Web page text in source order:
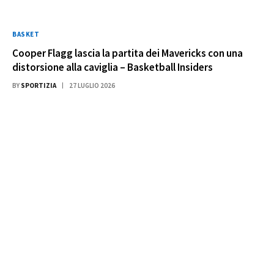
BASKET
Cooper Flagg lascia la partita dei Mavericks con una
distorsione alla caviglia – Basketball Insiders
BY SPORTIZIA 27 LUGLIO 2026